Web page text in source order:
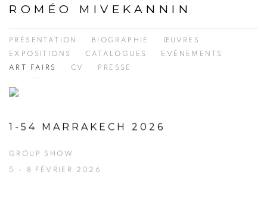
ROMÉO MIVEKANNIN
PRÉSENTATION BIOGRAPHIE
ŒUVRES
EXPOSITIONS
CATALOGUES
EVÉNEMENTS
ART FAIRS
CV PRESSE
1-54 MARRAKECH 2026
GROUP SHOW
5 - 8 FÉVRIER 2026